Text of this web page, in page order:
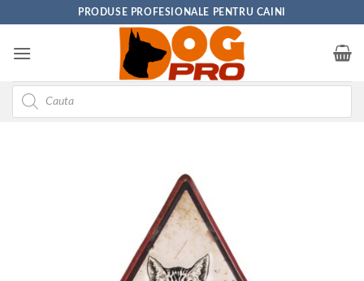
content
PRODUSE PROFESIONALE PENTRU CAINI
Products
search